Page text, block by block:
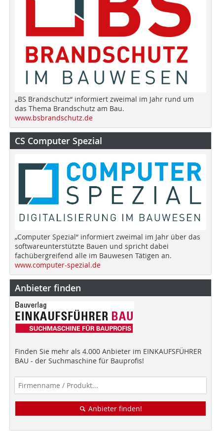
„BS Brandschutz“ informiert zweimal im Jahr rund um
das Thema Brandschutz am Bau.
www.bsbrandschutz.de
CS Computer Spezial
„Computer Spezial“ informiert zweimal im Jahr über das
softwareunterstützte Bauen und spricht dabei
fachübergreifend alle im Bauwesen Tätigen an.
www.computer-spezial.de
Anbieter finden
Finden Sie mehr als 4.000 Anbieter im EINKAUFSFÜHRER
BAU - der Suchmaschine für Bauprofis!
Anbieter finden!